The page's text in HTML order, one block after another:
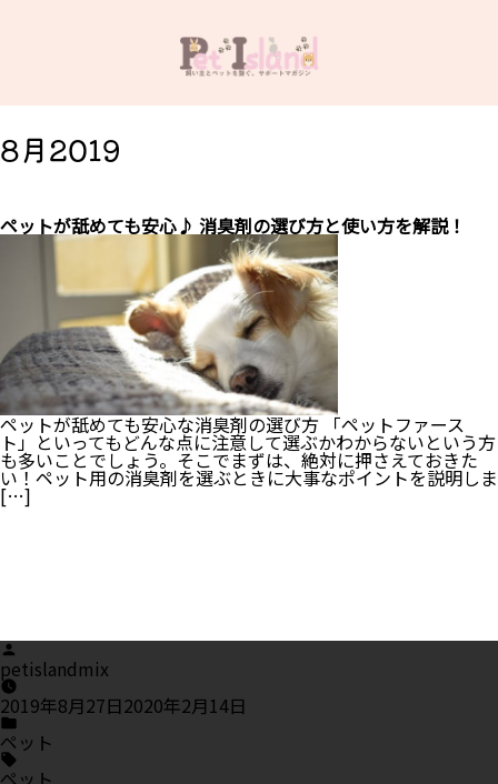
8月2019
ペットが舐めても安心♪ 消臭剤の選び方と使い方を解説！
ペットが舐めても安心な消臭剤の選び方 「ペットファース
ト」といってもどんな点に注意して選ぶかわからないという方
も多いことでしょう。そこでまずは、絶対に押さえておきた
い！ペット用の消臭剤を選ぶときに大事なポイントを説明しま
[…]
Posted
by
petislandmix
2019年8月27日2020年2月14日
Posted
in
ペット
Tags:
ペット